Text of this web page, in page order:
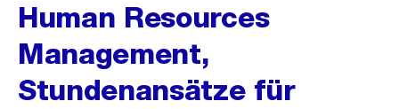
Human Resources
Management,
Stundenansätze für